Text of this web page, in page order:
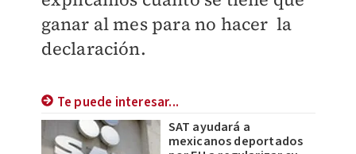
ganar al mes para no hacer la
declaración.
Te puede interesar...
SAT ayudará a
mexicanos deportados